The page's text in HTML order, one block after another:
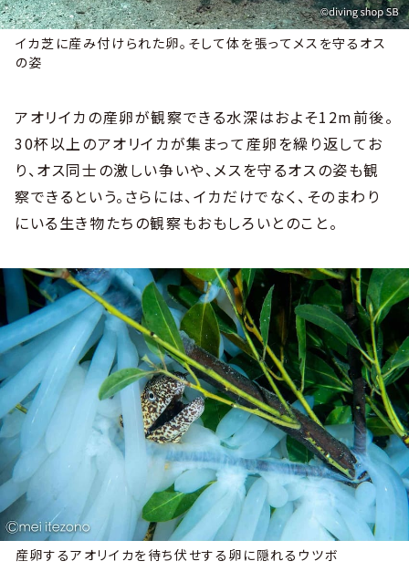
イカ芝に産み付けられた卵。そして体を張ってメスを守るオス
の姿
アオリイカの産卵が観察できる水深はおよそ12m前後。
30杯以上のアオリイカが集まって産卵を繰り返してお
り、オス同士の激しい争いや、メスを守るオスの姿も観
察できるという。さらには、イカだけでなく、そのまわり
にいる生き物たちの観察もおもしろいとのこと。
産卵するアオリイカを待ち伏せする卵に隠れるウツボ